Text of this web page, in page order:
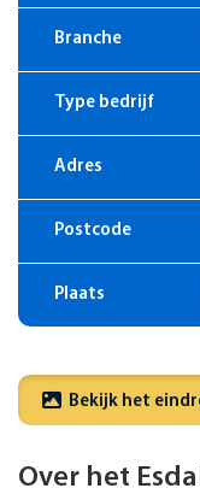
Branche
Type bedrijf
Adres
Postcode
Plaats
Bekijk het
Over het